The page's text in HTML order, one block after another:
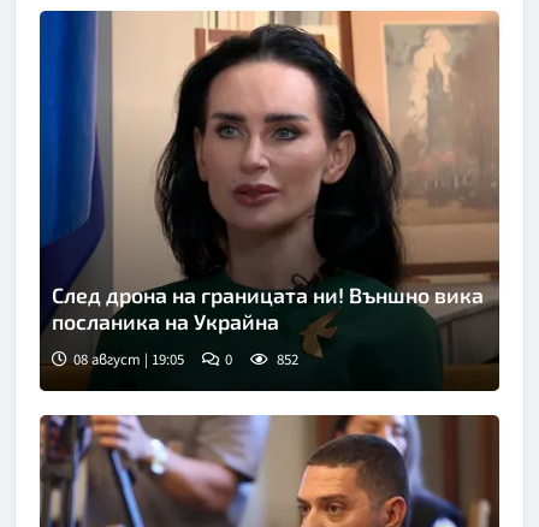
Снимка: Нова телевизия
След дрона на границата ни! Външно вика
посланика на Украйна
08 август | 19:05 0 852